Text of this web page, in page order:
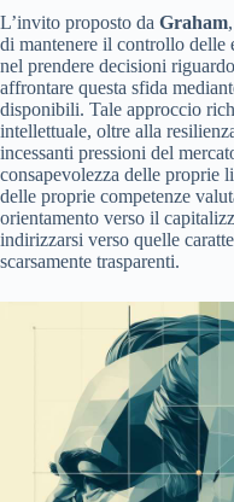
L’invito proposto da Graham
di mantenere il controllo delle
nel prendere decisioni
affrontare questa sfida
disponibili. Tale approccio
intellettuale, oltre alla
incessanti pressioni del
consapevolezza delle proprie
delle proprie competenze
orientamento verso il
indirizzarsi verso quelle
scarsamente trasparenti.